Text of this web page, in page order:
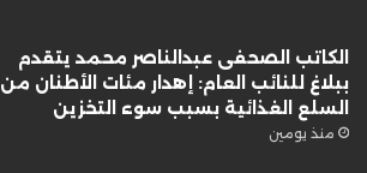
الكاتب الصحفى عبدالناصر محمد يتقدم
ببلاغ للنائب العام: إهدار مئات الأطنان من
السلع الغذائية بسبب سوء التخزين
منذ يومين